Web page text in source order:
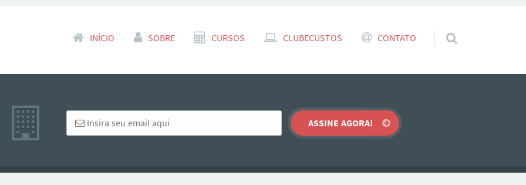
Pular para o conteúdo
INÍCIO SOBRE CURSOS CLUBECUSTOS CONTATO